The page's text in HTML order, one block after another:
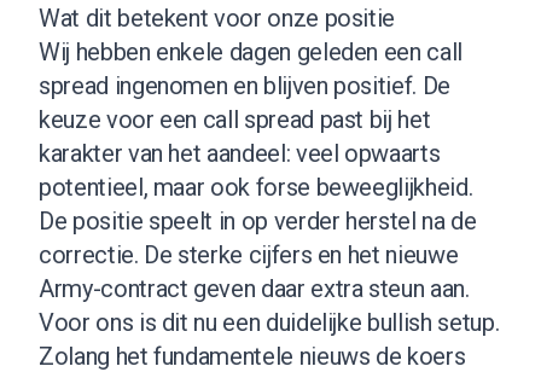
Wat dit betekent voor onze positie
Wij hebben enkele dagen geleden een call
spread ingenomen en blijven positief. De
keuze voor een call spread past bij het
karakter van het aandeel: veel opwaarts
potentieel, maar ook forse beweeglijkheid.
De positie speelt in op verder herstel na de
correctie. De sterke cijfers en het nieuwe
Army-contract geven daar extra steun aan.
Voor ons is dit nu een duidelijke bullish setup.
Zolang het fundamentele nieuws de koers